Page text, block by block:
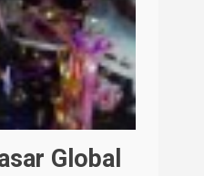
Global